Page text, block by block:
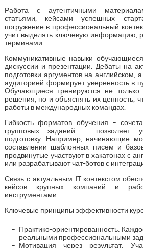
Работа с аутентичными
статьями, кейсами успешных
погружение в профессиональный
учит выделять ключевую информацию,
терминами.
Коммуникативные навыки
дискуссии и презентации. Дебаты на
подготовки аргументов на английском,
аудиторией формирует уверенность в
Обучающиеся тренируются не только
решения, но и объяснять их ценность,
работы в международных командах.
Гибкость форматов обучения –
групповых заданий – позволяет
подготовку. Например, начинающие
составлении шаблонных писем и
продвинутые участвуют в хакатонах с
или разрабатывают чат-ботов с
Связь с актуальным IT-контекстом
кейсов крупных компаний и
инструментами.
Ключевые принципы эффективности
Практико-ориентированность:
реальными профессиональными
Мотивация через результат: